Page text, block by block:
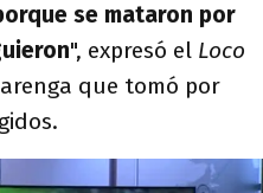
se mataron por
", expresó el Loco
que tomó por